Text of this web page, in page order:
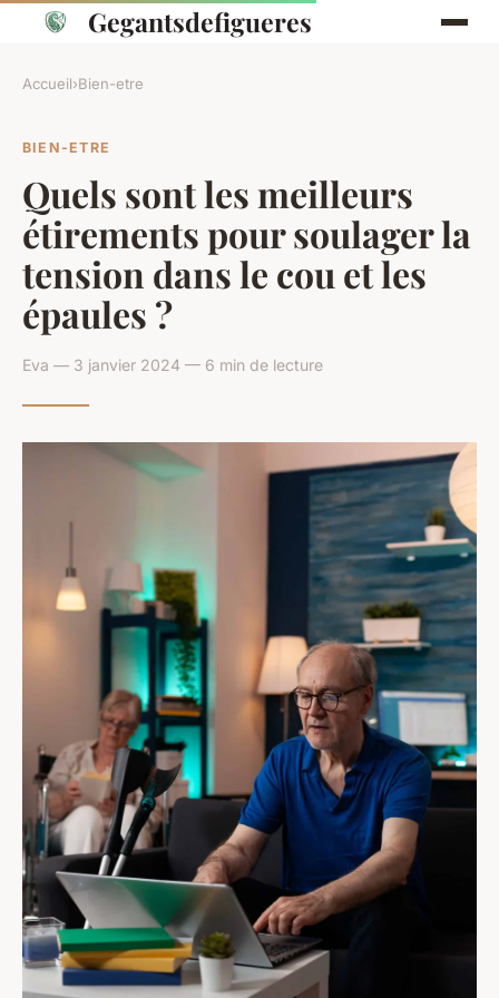
Gegantsdefigueres
Accueil›Bien-etre
BIEN-ETRE
Quels sont les meilleurs
étirements pour soulager la
tension dans le cou et les
épaules ?
Eva — 3 janvier 2024 — 6 min de lecture